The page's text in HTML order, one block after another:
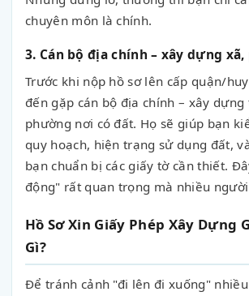
chuyên môn là chính.
3. Cán bộ địa chính – xây dựng
Trước khi nộp hồ sơ lên cấp quận/
đến gặp cán bộ địa chính – xây dựng
phường nơi có đất. Họ sẽ giúp bạn
quy hoạch, hiện trạng sử dụng đất,
bạn chuẩn bị các giấy tờ cần thiết.
động" rất quan trọng mà nhiều
Hồ Sơ Xin Giấy Phép Xây Dựng
Gì?
Để tránh cảnh "đi lên đi xuống"